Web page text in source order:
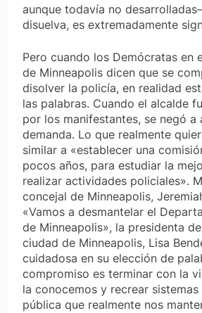
aunque todavía no
disuelva, es extremadamente
Pero cuando los Demócratas en
de Minneapolis dicen que se
disolver la policía, en realidad
las palabras. Cuando el alcalde
por los manifestantes, se negó a
demanda. Lo que realmente
similar a «establecer una
pocos años, para estudiar la
realizar actividades policiales».
concejal de Minneapolis,
«Vamos a desmantelar el
de Minneapolis», la presidenta
ciudad de Minneapolis, Lisa
cuidadosa en su elección de
compromiso es terminar con la
la conocemos y recrear
pública que realmente nos